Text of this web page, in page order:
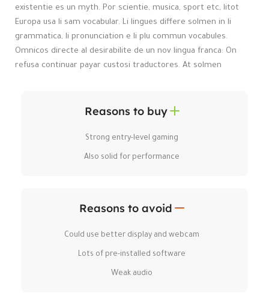
existentie es un myth. Por scientie, musica, sport etc, litot
Europa usa li sam vocabular. Li lingues differe solmen in li
grammatica, li pronunciation e li plu commun vocabules.
Omnicos directe al desirabilite de un nov lingua franca: On
refusa continuar payar custosi traductores. At solmen
Reasons to buy
Strong entry-level gaming
Also solid for performance
Reasons to avoid
Could use better display and webcam
Lots of pre-installed software
Weak audio